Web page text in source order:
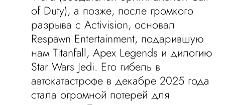
of Duty), а позже, после громкого
разрыва с Activision, основал
Respawn Entertainment, подарившую
нам Titanfall, Apex Legends и дилогию
Star Wars Jedi. Его гибель в
автокатастрофе в декабре 2025 года
стала огромной потерей для